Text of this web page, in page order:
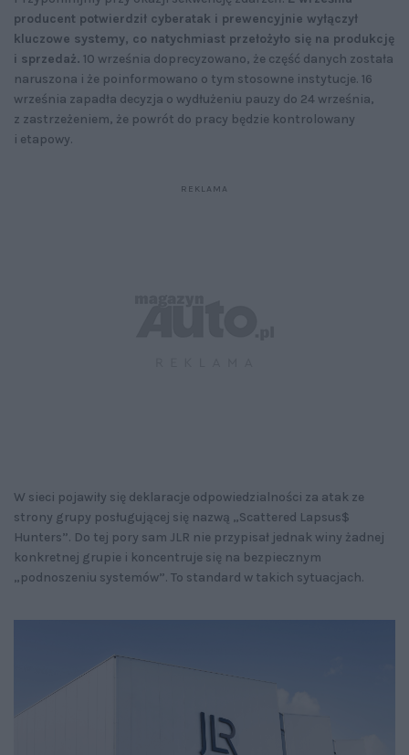
producent potwierdził cyberatak i prewencyjnie wyłączył
kluczowe systemy, co natychmiast przełożyło się na produkcję
i sprzedaż. 10 września doprecyzowano, że część danych została
naruszona i że poinformowano o tym stosowne instytucje. 16
września zapadła decyzja o wydłużeniu pauzy do 24 września,
z zastrzeżeniem, że powrót do pracy będzie kontrolowany
i etapowy.
W sieci pojawiły się deklaracje odpowiedzialności za atak ze
strony grupy posługującej się nazwą „Scattered Lapsus$
Hunters”. Do tej pory sam JLR nie przypisał jednak winy żadnej
konkretnej grupie i koncentruje się na bezpiecznym
„podnoszeniu systemów”. To standard w takich sytuacjach.